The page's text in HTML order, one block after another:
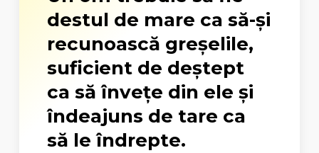
destul de mare ca să-și
recunoască greșelile,
suficient de deștept
ca să învețe din ele și
îndeajuns de tare ca
să le îndrepte.